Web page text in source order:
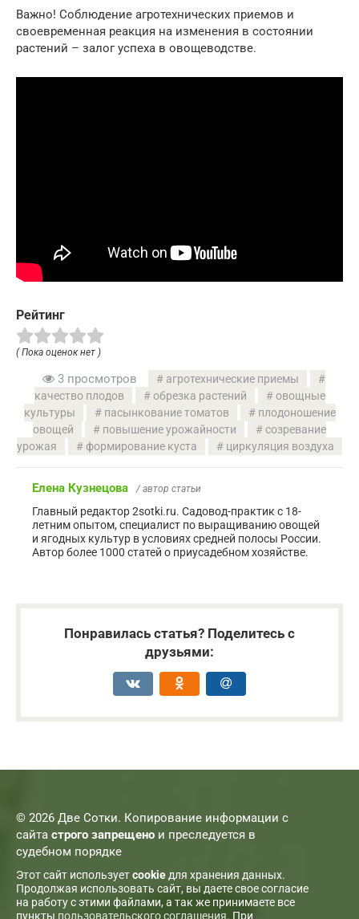
Важно! Соблюдение агротехнических приемов и
своевременная реакция на изменения в состоянии
растений – залог успеха в овощеводстве.
Рейтинг
( Пока оценок нет )
3 просмотров
агротехнические приемы
качество плодов
обрезка растений
овощные
культуры
пасынкование томатов
плодоношение
овощей
повышение урожайности
созревание
урожая
формирование куста циркуляция воздуха
Елена Кузнецова / автор статьи
Главный редактор 2sotki.ru. Садовод-практик с 18-
летним опытом, специалист по выращиванию овощей
и ягодных культур в условиях средней полосы России.
Автор более 1000 статей о приусадебном хозяйстве.
Понравилась статья? Поделитесь с
друзьями:
© 2026 Две Сотки. Копирование информации с
сайта строго запрещено и преследуется в
судебном порядке
Этот сайт используетcookieдля хранения данных.
Продолжая использовать сайт, вы даете свое согласие
на работу с этими файлами, а так же принимаете все
пункты пользовательского соглашения. При